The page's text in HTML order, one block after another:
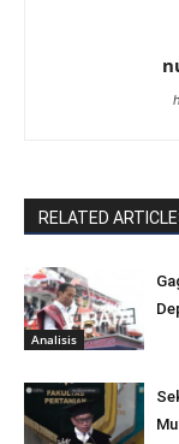
RELATED
Analisis